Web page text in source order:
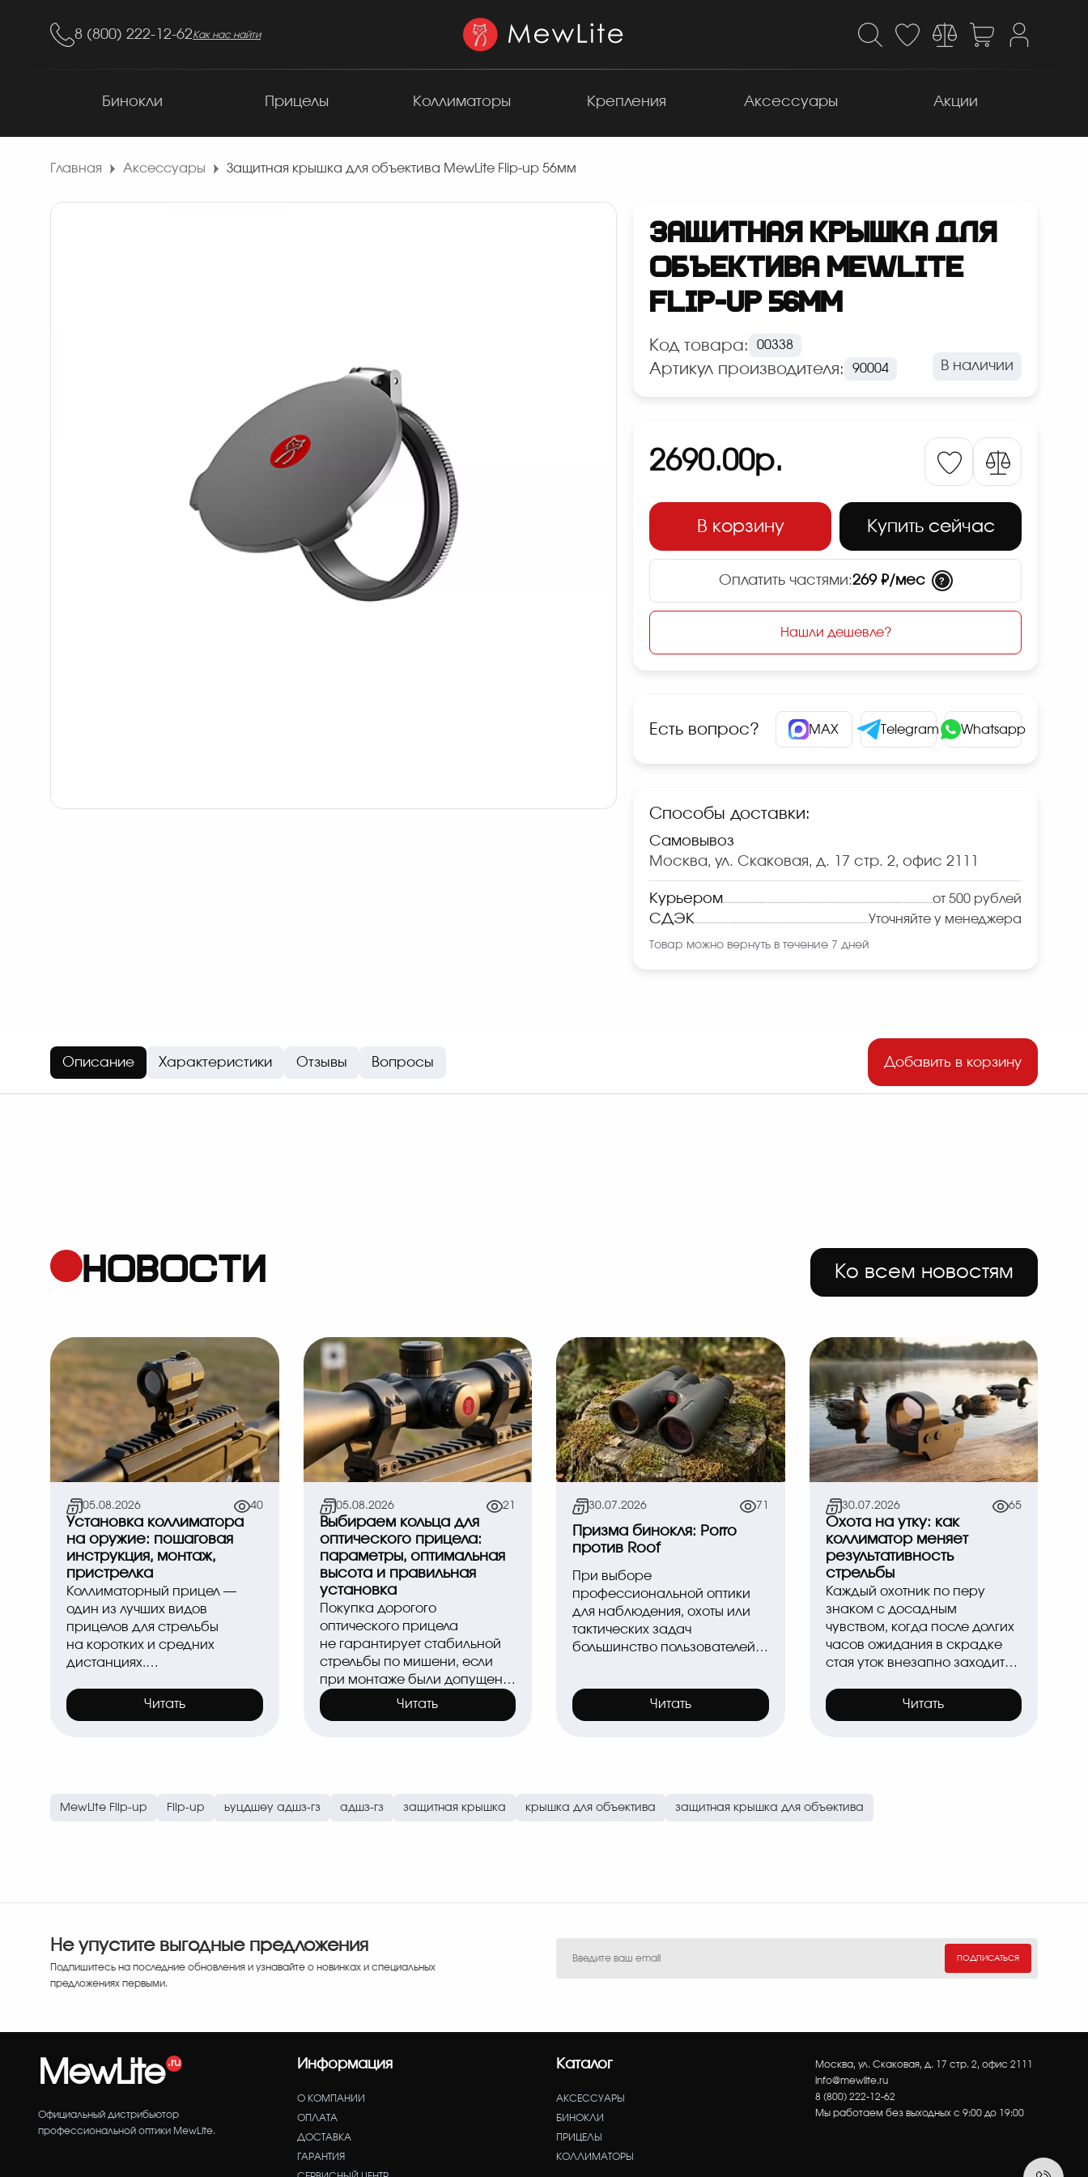
8 (800) 222-12-62Как нас найти
Бинокли Прицелы Коллиматоры Крепления Аксессуары Акции
Главная Аксессуары Защитная крышка для объектива MewLite Flip-up 56мм
ЗАЩИТНАЯ КРЫШКА ДЛЯ
ОБЪЕКТИВА MEWLITE
FLIP-UP 56ММ
Код товара: 00338
Артикул производителя: 90004 В наличии
2690.00р.
В корзину Купить сейчас
Оплатить частями:269 ₽/мес ?
Нашли дешевле?
Есть вопрос? MAX Telegram Whatsapp
Способы доставки:
Самовывоз
Москва, ул. Скаковая, д. 17 стр. 2, офис 2111
Курьером от 500 рублей
СДЭК Уточняйте у менеджера
Товар можно вернуть в течение 7 дней
Описание Характеристики Отзывы Вопросы Добавить в корзину
НОВОСТИ Ко всем новостям
05.08.2026 40
Установка коллиматора
на оружие: пошаговая
инструкция, монтаж,
пристрелка
Коллиматорный прицел —
один из лучших видов
прицелов для стрельбы
на коротких и средних
дистанциях.
мгновенный захват цели,
широкий обзор и позволяе..
Читать
05.08.2026 21
Выбираем кольца для
оптического прицела:
параметры, оптимальная
высота и правильная
установка
Покупка дорогого
оптического прицела
не гарантирует стабильной
стрельбы по мишени, если
при монтаже были допущены
системные ошибки. Охотники
и стрелки-спортсмены часто
Читать
30.07.2026 71
Призма бинокля: Porro
против Roof
При выборе
профессиональной оптики
для наблюдения, охоты или
тактических задач
большинство пользователей
объектива. Однако..
Читать
30.07.2026 65
Охота на утку: как
коллиматор меняет
результативность
стрельбы
Каждый охотник по перу
знаком с досадным
чувством, когда после долгих
часов ожидания в скрадке
стая уток внезапно заходит
Читать
MewLite Flip-up Flip-up ьуцдшеу адшз-гз адшз-гз защитная крышка крышка для объектива защитная крышка для объектива
Не упустите выгодные предложения
Подпишитесь на последние обновления и узнавайте о новинках и специальных
предложениях первыми.
ПОДПИСАТЬСЯ
MewLite
Официальный дистрибьютор
профессиональной оптики MewLite.
Информация
О КОМПАНИИ
ОПЛАТА
ДОСТАВКА
ГАРАНТИЯ
Каталог
АКСЕССУАРЫ
БИНОКЛИ
ПРИЦЕЛЫ
КОЛЛИМАТОРЫ
Москва, ул. Скаковая, д. 17 стр. 2, офис 2111
info@mewlite.ru
8 (800) 222-12-62
Мы работаем без выходных с 9:00 до 19:00